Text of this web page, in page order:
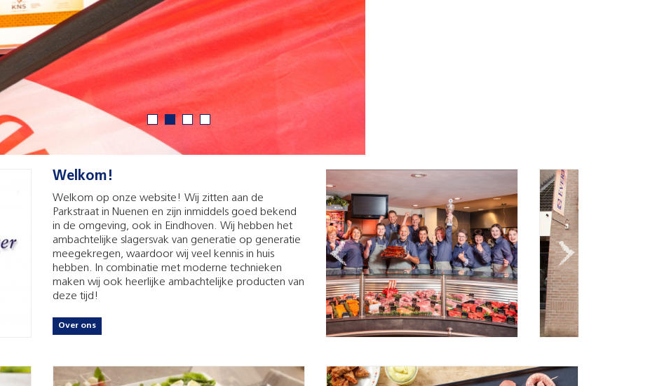
Welkom!
Welkom op onze website! Wij zitten aan de
Parkstraat in Nuenen en zijn inmiddels goed bekend
in de omgeving, ook in Eindhoven. Wij hebben het
ambachtelijke slagersvak van generatie op generatie
meegekregen, waardoor wij veel kennis in huis
hebben. In combinatie met moderne technieken
maken wij ook heerlijke ambachtelijke producten van
deze tijd!
Over ons